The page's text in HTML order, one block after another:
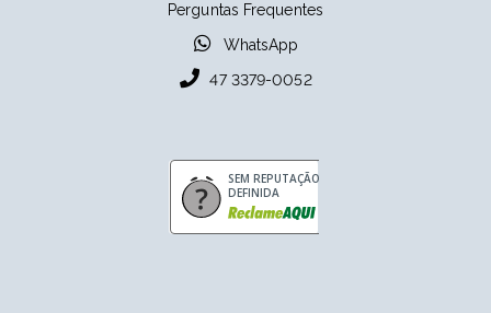
Perguntas Frequentes
WhatsApp
47 3379-0052
SEM REPUTAÇÃO
DEFINIDA